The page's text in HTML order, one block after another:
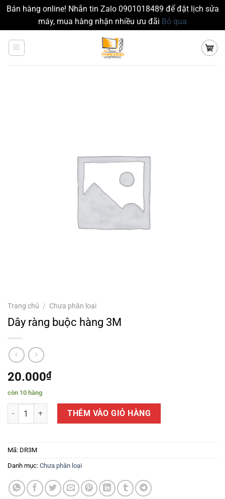
Bán hàng online! Nhắn tin Zalo 0901018489 để đặt lịch sửa
máy, mua hàng nhận nhiều ưu đãi Bỏ qua
đến
Trang chủ / Chưa phân loại
Dây ràng buộc hàng 3M
20.000₫
còn 10 hàng
Dây ràng buộc hàng 3M số lượngTHÊM VÀO GIỎ HÀNG
Mã: DR3M
Danh mục: Chưa phân loại